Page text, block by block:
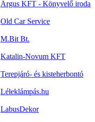
Árgus KFT - Könyvelő iroda
Old Car Service
M.Bit Bt.
Katalin-Novum KFT
Terepjáró- és kisteherbontó
Léleklámpás.hu
LabusDekor